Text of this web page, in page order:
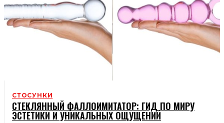
СТОСУНКИ
СТЕКЛЯННЫЙ ФАЛЛОИМИТАТОР: ГИД ПО МИРУ
ЭСТЕТИКИ И УНИКАЛЬНЫХ ОЩУЩЕНИЙ